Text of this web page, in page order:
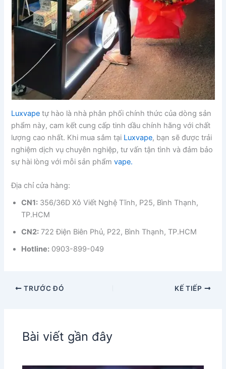
Luxvape tự hào là nhà phân phối chính thức của dòng sản
phẩm này, cam kết cung cấp tinh dầu chính hãng với chất
lượng cao nhất. Khi mua sắm tại Luxvape, bạn sẽ được trải
nghiệm dịch vụ chuyên nghiệp, tư vấn tận tình và đảm bảo
sự hài lòng với mỗi sản phẩmvape.
Địa chỉ cửa hàng:
CN1: 356/36D Xô Viết Nghệ Tĩnh, P25, Bình Thạnh,
TP.HCM
CN2: 722 Điện Biên Phủ, P22, Bình Thạnh, TP.HCM
Hotline: 0903-899-049
TRƯỚC ĐÓ KẾ TIẾP
Bài viết gần đây